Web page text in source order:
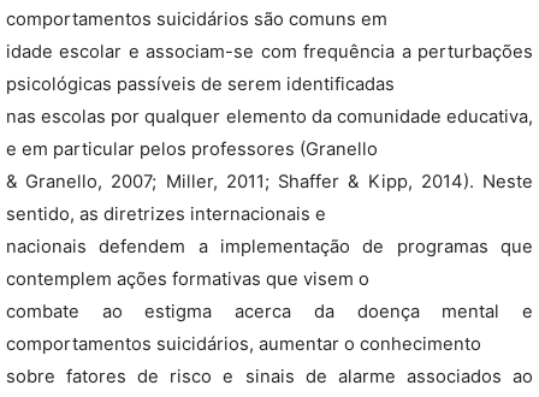
comportamentos suicidários são comuns em
idade escolar e associam-se com frequência a perturbações
psicológicas passíveis de serem identificadas
nas escolas por qualquer elemento da comunidade educativa,
e em particular pelos professores (Granello
& Granello, 2007; Miller, 2011; Shaffer & Kipp, 2014). Neste
sentido, as diretrizes internacionais e
nacionais defendem a implementação de programas que
contemplem ações formativas que visem o
combate ao estigma acerca da doença mental e
comportamentos suicidários, aumentar o conhecimento
sobre fatores de risco e sinais de alarme associados ao